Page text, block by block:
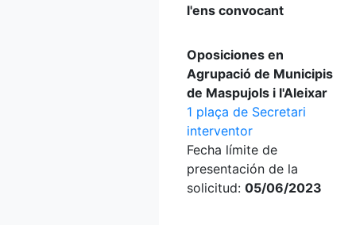
l'ens convocant
Oposiciones en
Agrupació de Municipis
de Maspujols i l'Aleixar
1 plaça de Secretari
interventor
Fecha límite de
presentación de la
solicitud: 05/06/2023